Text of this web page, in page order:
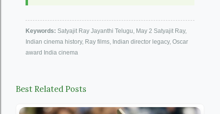
Keywords: Satyajit Ray Jayanthi Telugu, May 2 Satyajit Ray,
Indian cinema history, Ray films, Indian director legacy, Oscar
award India cinema
Best Related Posts